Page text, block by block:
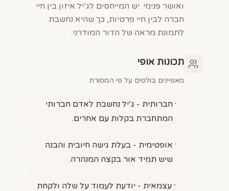
ואושר פנימי. יש המייחסים לג’יל איזון בין חיי
חברה לבין חיי פרטיות, כך שהיא נחשבת
לתמונת מראה של הדור המודרני.
תכונות אופי
מאפיינים בולטים על פי המסורת
חברותית - ג’יל נחשבת לאדם חברותי
המתחברת בקלות עם אחרים.
אופטימית - בעלת גישה חיובית והבנה
שיש תמיד אור בקצה המנהרה.
עצמאית - יודעת לעמוד על שלה ולקחת